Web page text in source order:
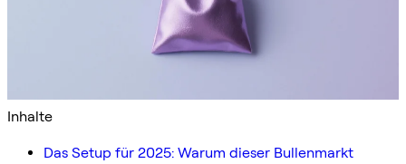
Inhalte
Das Setup für 2025: Warum dieser Bullenmarkt